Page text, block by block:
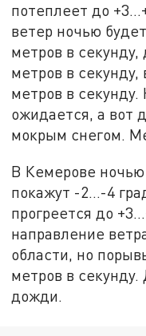
потеплеет до
ветер ночью
метров в
метров в
метров в
ожидается, а вот
мокрым снегом.
В Кемерове
покажут -2…-4
прогреется до
направление
области, но
метров в
дожди.